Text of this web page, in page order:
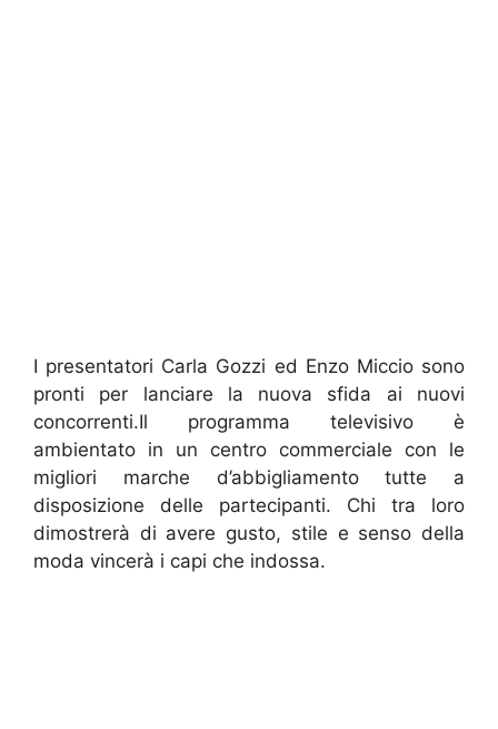
I presentatori Carla Gozzi ed Enzo Miccio sono
pronti per lanciare la nuova sfida ai nuovi
concorrenti.Il programma televisivo è
ambientato in un centro commerciale con le
migliori marche d’abbigliamento tutte a
disposizione delle partecipanti. Chi tra loro
dimostrerà di avere gusto, stile e senso della
moda vincerà i capi che indossa.